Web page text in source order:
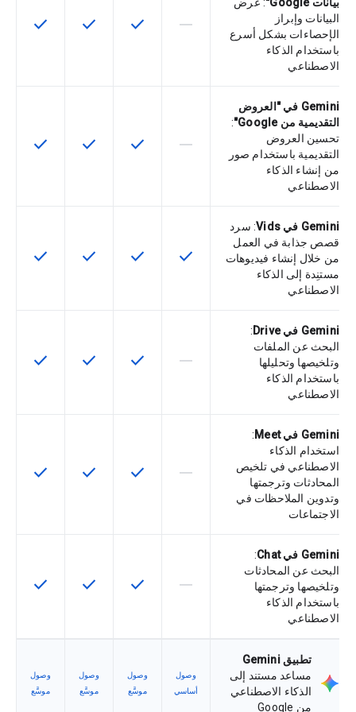
بيانات Google"
: عرض
البيانات وإبراز
الإحصاءات بشكل أسرع
باستخدام الذكاء
الاصطناعي
لا تتوفّر هذه الميزة لرمز التخزين
horizontal_rule تتوفّر هذه الميزة لرمز
check تتوفّر هذه الميزة
check تتوفّر
check
Gemini في "العروض
التقديمية من Google"
:
تحسين العروض
التقديمية باستخدام صور
من إنشاء الذكاء
الاصطناعي
لا تتوفّر هذه الميزة لرمز التخزين
horizontal_rule تتوفّر هذه الميزة لرمز
check تتوفّر هذه الميزة
check تتوفّر
check
Gemini في Vids
: سرد
قصص جذابة في العمل
من خلال إنشاء فيديوهات
مستنِدة إلى الذكاء
الاصطناعي
تتوفّر هذه الميزة لرمز التخزين
check تتوفّر هذه الميزة لرمز
check تتوفّر هذه الميزة
check تتوفّر
check
Gemini في Drive
:
البحث عن الملفات
وتلخيصها وتحليلها
باستخدام الذكاء
الاصطناعي
لا تتوفّر هذه الميزة لرمز التخزين
horizontal_rule تتوفّر هذه الميزة لرمز
check تتوفّر هذه الميزة
check تتوفّر
check
Gemini في Meet
:
استخدام الذكاء
الاصطناعي في تلخيص
المحادثات وترجمتها
وتدوين الملاحظات في
الاجتماعات
لا تتوفّر هذه الميزة لرمز التخزين
horizontal_rule تتوفّر هذه الميزة لرمز
check تتوفّر هذه الميزة
check تتوفّر
check
Gemini في Chat
:
البحث عن المحادثات
وتلخيصها وترجمتها
باستخدام الذكاء
الاصطناعي
لا تتوفّر هذه الميزة لرمز التخزين
horizontal_rule تتوفّر هذه الميزة لرمز
check تتوفّر هذه الميزة
check تتوفّر
check
تطبيق Gemini
مساعد مستند إلى
الذكاء الاصطناعي
من Google
وصول
أساسي
وصول
موسَّع
وصول
موسَّع
وصول
موسَّع